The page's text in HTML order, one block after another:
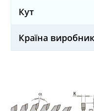
Кут
Країна виробник